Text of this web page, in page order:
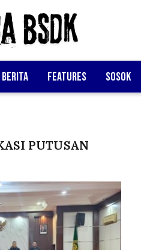
Berita Features Sosok
PUTUSAN